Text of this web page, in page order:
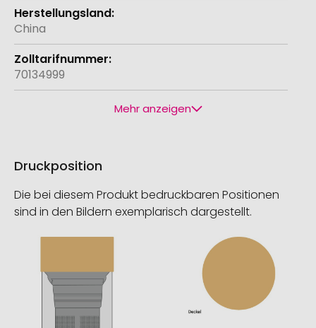
China
70134999
Mehr anzeigen
Druckposition
Die bei diesem Produkt bedruckbaren Positionen
sind in den Bildern exemplarisch dargestellt.